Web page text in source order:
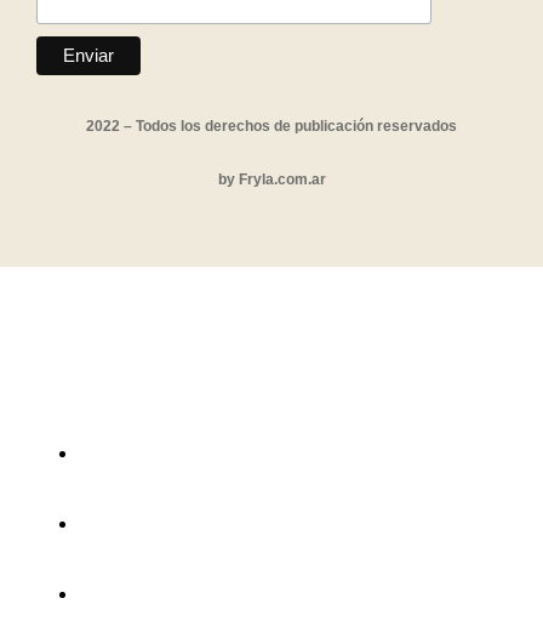
2022 – Todos los derechos de publicación reservados
by Fryla.com.ar